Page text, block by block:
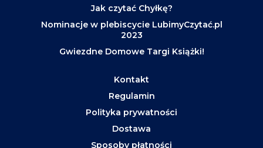
Jak czytać Chyłkę?
Nominacje w plebiscycie LubimyCzytać.pl
2023
Gwiezdne Domowe Targi Książki!
Kontakt
Regulamin
Polityka prywatności
Dostawa
Sposoby płatności